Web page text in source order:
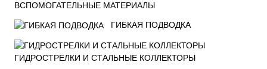
ВСПОМОГАТЕЛЬНЫЕ МАТЕРИАЛЫ
ГИБКАЯ ПОДВОДКА
ГИДРОСТРЕЛКИ И СТАЛЬНЫЕ КОЛЛЕКТОРЫ